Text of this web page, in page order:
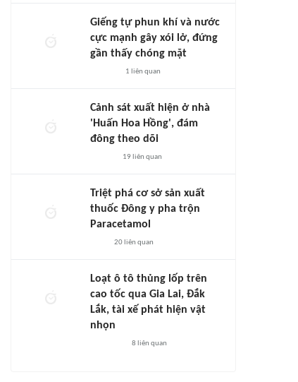
Giếng tự phun khí và nước
cực mạnh gây xói lở, đứng
gần thấy chóng mặt
1 liên quan
Cảnh sát xuất hiện ở nhà
'Huấn Hoa Hồng', đám
đông theo dõi
19 liên quan
Triệt phá cơ sở sản xuất
thuốc Đông y pha trộn
Paracetamol
20liên quan
Loạt ô tô thủng lốp trên
cao tốc qua Gia Lai, Đắk
Lắk, tài xế phát hiện vật
nhọn
8 liên quan